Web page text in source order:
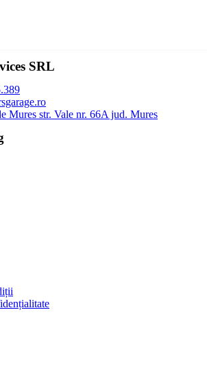
SRL
Mures str. Vale nr. 66A jud. Mures